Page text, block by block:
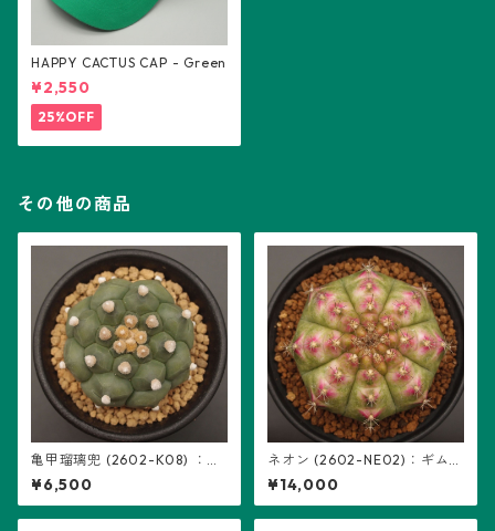
HAPPY CACTUS CAP - Green
¥2,550
25%OFF
その他の商品
亀甲瑠璃兜 (2602-K08) ：ア
ストロフィツム属 ※実生
¥6,500
ネオン (2602-NE02)：ギムノ
カリキウム属 ※実生
¥14,000